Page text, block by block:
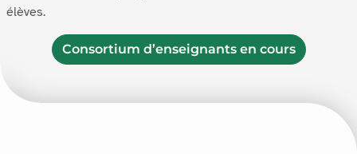
élèves.
Consortium d’enseignants en cours